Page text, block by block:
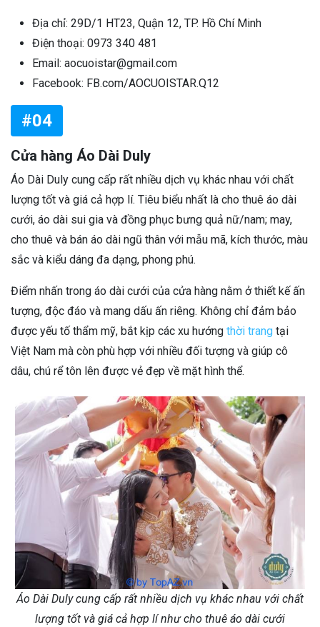
Địa chỉ: 29D/1 HT23, Quận 12, TP. Hồ Chí Minh
Điện thoại: 0973 340 481
Email: aocuoistar@gmail.com
Facebook: FB.com/AOCUOISTAR.Q12
#04
Cửa hàng Áo Dài Duly
Áo Dài Duly cung cấp rất nhiều dịch vụ khác nhau với chất
lượng tốt và giá cả hợp lí. Tiêu biểu nhất là cho thuê áo dài
cưới, áo dài sui gia và đồng phục bưng quả nữ/nam; may,
cho thuê và bán áo dài ngũ thân với mẫu mã, kích thước, màu
sắc và kiểu dáng đa dạng, phong phú.
Điểm nhấn trong áo dài cưới của cửa hàng nằm ở thiết kế ấn
tượng, độc đáo và mang dấu ấn riêng. Không chỉ đảm bảo
được yếu tố thẩm mỹ, bắt kịp các xu hướng thời trang tại
Việt Nam mà còn phù hợp với nhiều đối tượng và giúp cô
dâu, chú rể tôn lên được vẻ đẹp về mặt hình thể.
Áo Dài Duly cung cấp rất nhiều dịch vụ khác nhau với chất
lượng tốt và giá cả hợp lí như cho thuê áo dài cưới